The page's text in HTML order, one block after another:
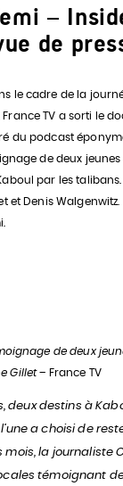
–
de
le cadre de la
France TV a sorti le
du podcast
de deux
par les
et Denis Walgenwitz.
de deux
Gillet – France TV
deux destins à
a choisi de
mois, la journaliste
témoignant